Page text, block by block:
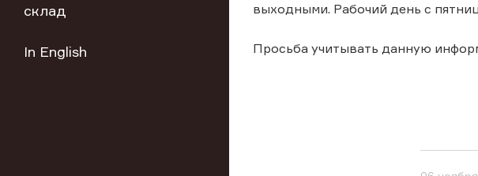
склад
In English
выходными. Рабочий день с
Просьба учитывать данную